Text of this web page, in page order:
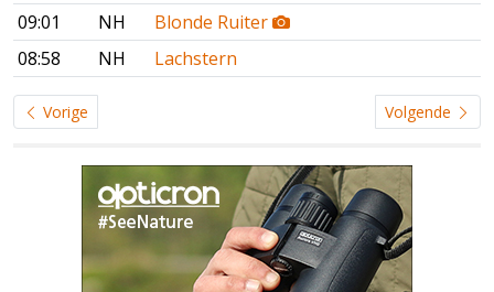
09:01
NH
Blonde Ruiter
08:58
NH Lachstern
Vorige Volgende